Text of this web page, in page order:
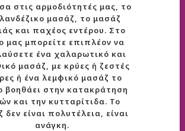
στις αρμοδιότητές μας, το
μασάζ, το μασάζ
και παχέος εντέρου. Στο
μας μπορείτε επιπλέον να
ένα χαλαρωτικό και
μασάζ, με κρύες ή ζεστές
ή ένα λεμφικό μασάζ το
βοηθάει στην κατακράτηση
και την κυτταρίτιδα. Το
δεν είναι πολυτέλεια, είναι
ανάγκη.